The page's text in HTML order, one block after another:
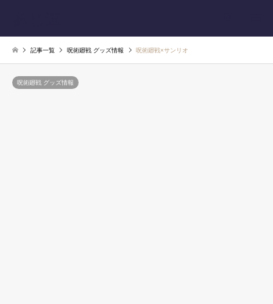
記事一覧 呪術廻戦 グッズ情報 呪術廻戦×サンリオ
呪術廻戦 グッズ情報